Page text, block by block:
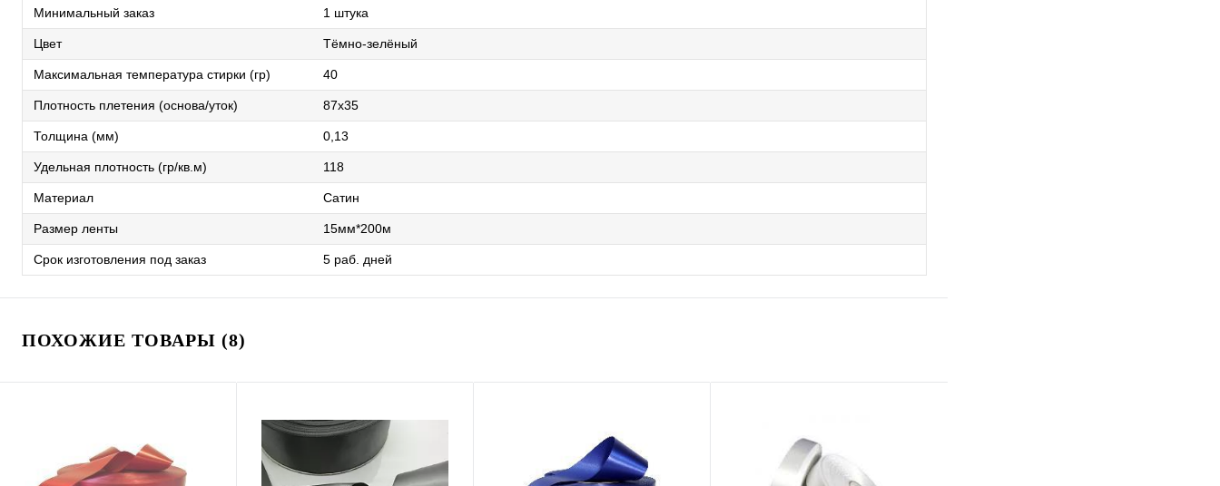
Минимальный заказ 1 штука
Цвет Тёмно-зелёный
Максимальная температура стирки (гр) 40
Плотность плетения (основа/уток) 87х35
Толщина (мм) 0,13
Удельная плотность (гр/кв.м) 118
Материал Сатин
Размер ленты 15мм*200м
Срок изготовления под заказ 5 раб. дней
ПОХОЖИЕ ТОВАРЫ (8)